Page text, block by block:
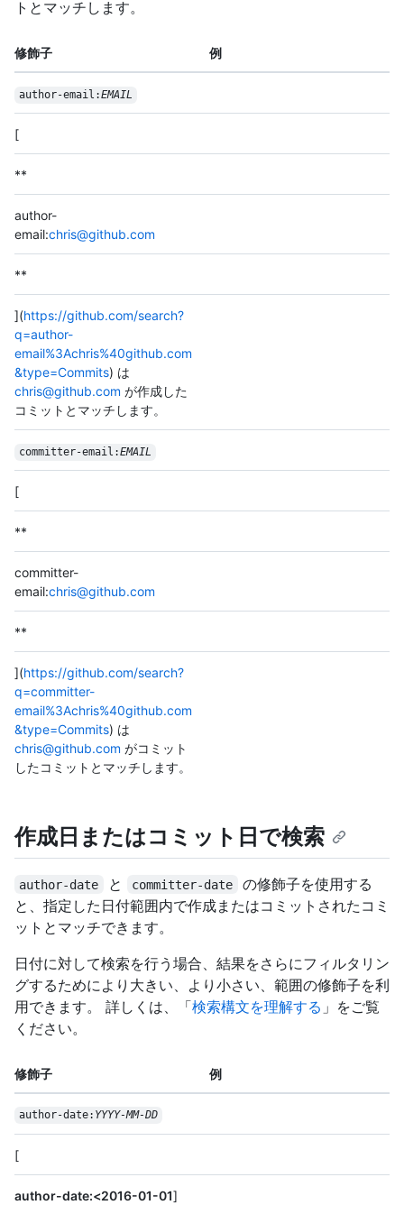
トとマッチします。
修飾子 例
author-email:EMAIL
[
**
author-
email:chris@github.com
**
](https://github.com/search?
q=author-
email%3Achris%40github.com
&type=Commits) は
chris@github.com が作成した
コミットとマッチします。
committer-email:EMAIL
[
**
committer-
email:chris@github.com
**
](https://github.com/search?
q=committer-
email%3Achris%40github.com
&type=Commits) は
chris@github.com がコミット
したコミットとマッチします。
作成日またはコミット日で検索
author-date と committer-date
の修飾子を使用する
と、指定した日付範囲内で作成またはコミットされたコミ
ットとマッチできます。
日付に対して検索を行う場合、結果をさらにフィルタリン
グするためにより大きい、より小さい、範囲の修飾子を利
用できます。 詳しくは、「検索構文を理解する 」をご覧
ください。
修飾子 例
author-date: YYYY-MM-DD
[
author-date:<2016-01-01]